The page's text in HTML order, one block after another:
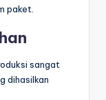
paket.
sangat
dihasilkan